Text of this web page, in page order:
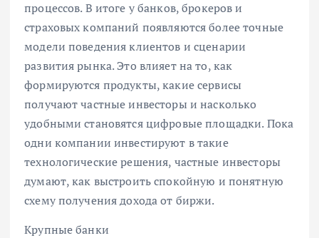
процессов. В итоге у банков, брокеров и
страховых компаний появляются более точные
модели поведения клиентов и сценарии
развития рынка. Это влияет на то, как
формируются продукты, какие сервисы
получают частные инвесторы и насколько
удобными становятся цифровые площадки. Пока
одни компании инвестируют в такие
технологические решения, частные инвесторы
думают, как выстроить спокойную и понятную
схему получения дохода от биржи.
Крупные банки